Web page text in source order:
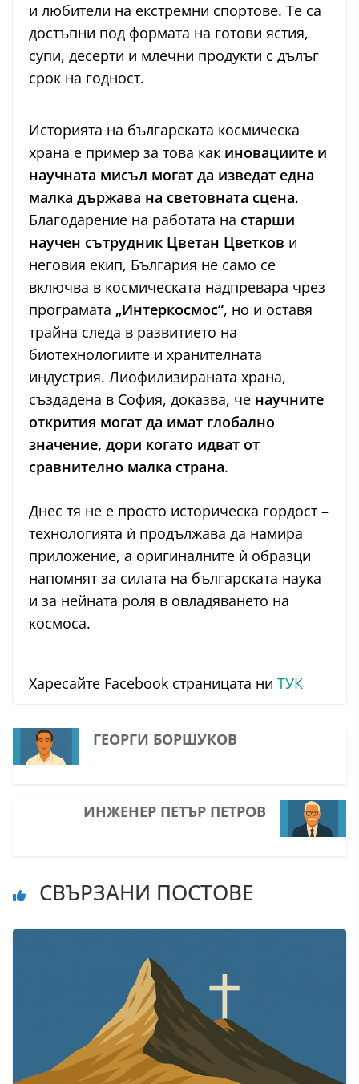
и любители на екстремни спортове. Те са
достъпни под формата на готови ястия,
супи, десерти и млечни продукти с дълъг
срок на годност.
Историята на българската космическа
храна е пример за това как иновациите и
научната мисъл могат да изведат една
малка държава на световната сцена.
Благодарение на работата на старши
научен сътрудник Цветан Цветков и
неговия екип, България не само се
включва в космическата надпревара чрез
програмата „Интеркосмос“, но и оставя
трайна следа в развитието на
биотехнологиите и хранителната
индустрия. Лиофилизираната храна,
създадена в София, доказва, че научните
открития могат да имат глобално
значение, дори когато идват от
сравнително малка страна.
Днес тя не е просто историческа гордост –
технологията ѝ продължава да намира
приложение, а оригиналните ѝ образци
напомнят за силата на българската наука
и за нейната роля в овладяването на
космоса.
Харесайте Facebook страницата ни ТУК
ГЕОРГИ БОРШУКОВ
ИНЖЕНЕР ПЕТЪР ПЕТРОВ
СВЪРЗАНИ ПОСТОВЕ